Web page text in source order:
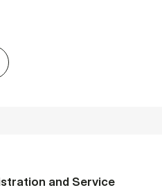
in Busi­ness Ad­min­is­tra­tion
and Ser­vice